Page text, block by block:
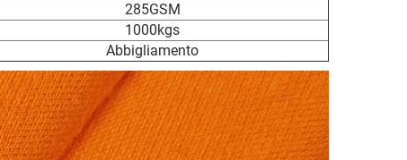
285GSM
1000kgs
Abbigliamento